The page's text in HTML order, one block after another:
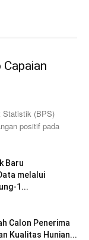
Statistik (BPS)
positif pada
Baru
melalui
1...
Calon Penerima
Kualitas Hunian...